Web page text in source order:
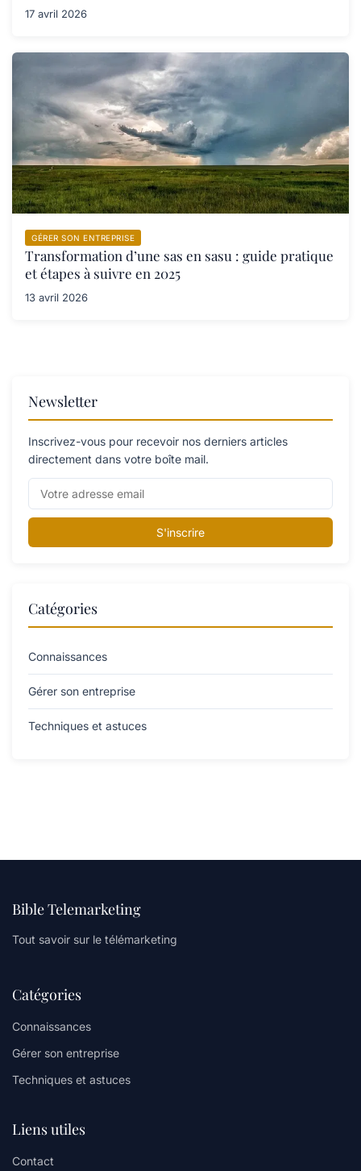
17 avril 2026
GÉRER SON ENTREPRISE
Transformation d’une sas en sasu : guide pratique
et étapes à suivre en 2025
13 avril 2026
Newsletter
Inscrivez-vous pour recevoir nos derniers articles
directement dans votre boîte mail.
S'inscrire
Catégories
Connaissances
Gérer son entreprise
Techniques et astuces
Bible Telemarketing
Tout savoir sur le télémarketing
Catégories
Connaissances
Gérer son entreprise
Techniques et astuces
Liens utiles
Contact